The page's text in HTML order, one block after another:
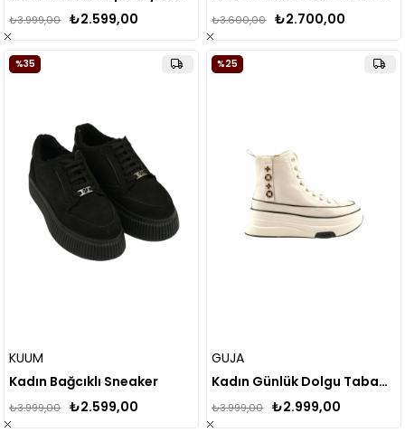
₺2.599,00
₺3.999,00
₺2.700,00
₺3.600,00
KUUM
Kadın Bağcıklı Sneaker
₺2.599,00
₺3.999,00
%35
GUJA
Kadın Günlük Dolgu Taban Spor Bot
₺2.999,00
₺3.999,00
%25